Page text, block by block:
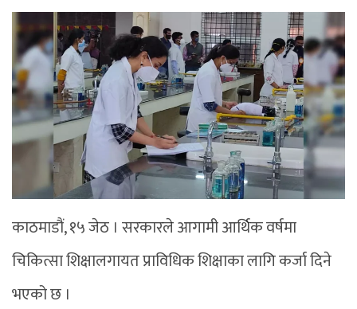
काठमाडौं, १५ जेठ । सरकारले आगामी आर्थिक वर्षमा
चिकित्सा शिक्षालगायत प्राविधिक शिक्षाका लागि कर्जा दिने
भएको छ ।